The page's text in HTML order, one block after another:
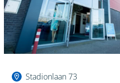
Stadionlaan 73